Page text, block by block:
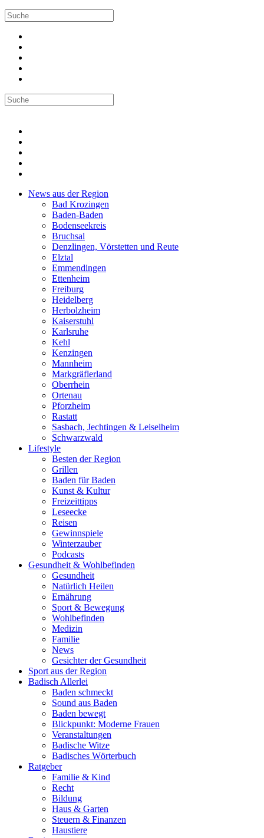
News aus der Region
Bad Krozingen
Baden-Baden
Bodenseekreis
Bruchsal
Denzlingen, Vörstetten und Reute
Elztal
Emmendingen
Ettenheim
Freiburg
Heidelberg
Herbolzheim
Kaiserstuhl
Karlsruhe
Kehl
Kenzingen
Mannheim
Markgräflerland
Oberrhein
Ortenau
Pforzheim
Rastatt
Sasbach, Jechtingen & Leiselheim
Schwarzwald
Lifestyle
Besten der Region
Grillen
Baden für Baden
Kunst & Kultur
Freizeittipps
Leseecke
Reisen
Gewinnspiele
Winterzauber
Podcasts
Gesundheit & Wohlbefinden
Gesundheit
Natürlich Heilen
Ernährung
Sport & Bewegung
Wohlbefinden
Medizin
Familie
News
Gesichter der Gesundheit
Sport aus der Region
Badisch Allerlei
Baden schmeckt
Sound aus Baden
Baden bewegt
Blickpunkt: Moderne Frauen
Veranstaltungen
Badische Witze
Badisches Wörterbuch
Ratgeber
Familie & Kind
Recht
Bildung
Haus & Garten
Steuern & Finanzen
Haustiere